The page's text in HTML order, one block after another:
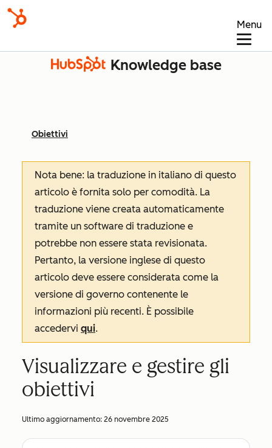
Menu
Knowledge base
Obiettivi
Nota bene: la traduzione in italiano di questo
articolo è fornita solo per comodità. La
traduzione viene creata automaticamente
tramite un software di traduzione e
potrebbe non essere stata revisionata.
Pertanto, la versione inglese di questo
articolo deve essere considerata come la
versione di governo contenente le
informazioni più recenti. È possibile
accedervi qui.
Visualizzare e gestire gli
obiettivi
Ultimo aggiornamento: 26 novembre 2025